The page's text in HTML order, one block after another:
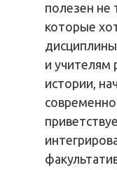
полезен не
которые
и учителям
истории,